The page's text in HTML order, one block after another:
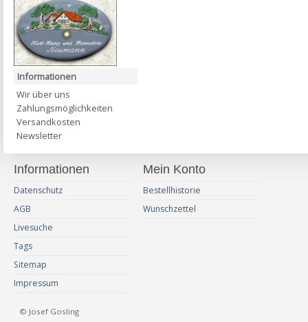
Informationen
Wir über uns
Zahlungsmöglichkeiten
Versandkosten
Newsletter
Informationen
Datenschutz
AGB
Livesuche
Tags
Sitemap
Impressum
Mein Konto
Bestellhistorie
Wunschzettel
© Josef Gosling